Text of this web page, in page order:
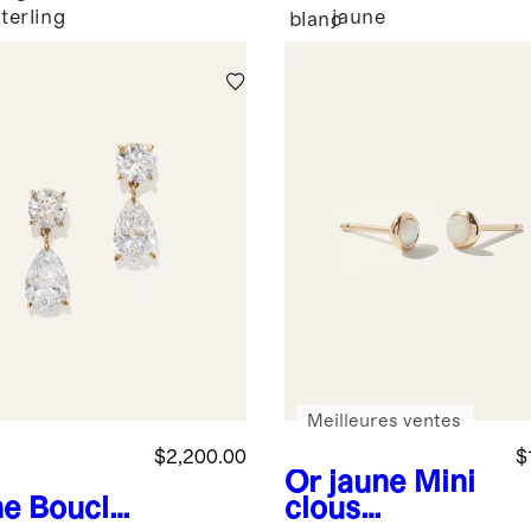
blancjaune
Boucle
$2,200.00
Or jaune Mini
clous
Meilleures ventes